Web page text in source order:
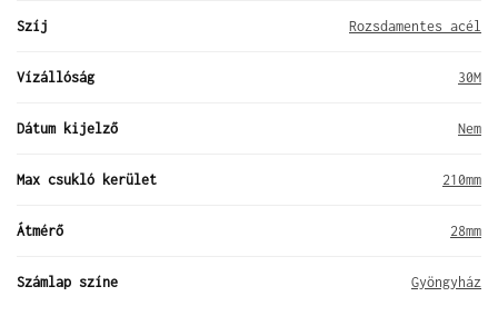
Szíj Rozsdamentes acél
Vízállóság 30M
Dátum kijelző Nem
Max csukló kerület 210mm
Átmérő 28mm
Számlap színe Gyöngyház